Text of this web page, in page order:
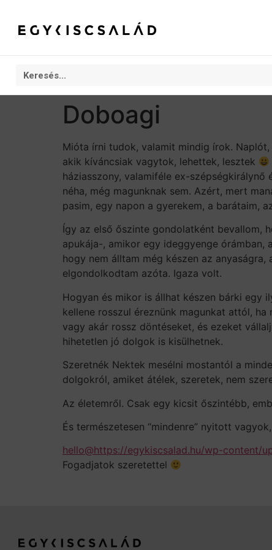
Doboagi
Mióta írni tudok, valamit mindig írok.
akik kíváncsiak vagytok, lehettek, lesztek
háziasszony, valamiféle ex-
néha, még magunknak sem. Azért, mert
pasim, egy napon a gyerekem, a barátaim,
Így az első őszinte gondolatként bevallom,
apukája-, amikor egy ideggyenge
hogy nem álltam még készen az
elgondolkodtam azóta. Igaza volt.
Hogyan és mikor is állhat készen bárki egy
kellene rosszul éreznünk magunkat attól,
vagy akár rossz döntéseket, és ezeket
hihetetlen jó dolgok is kisülhetnek.
Szeretnék Nektek mesélni mostantól a
dolgokról, amiket átélek, szeretek, nem
Az életemről. Csak egy kicsit őszintébb,
És természetesen “mindenre” nyitott
hello@https://egykiscsalad.hu/wp-content/
Fogadjatok szeretettel